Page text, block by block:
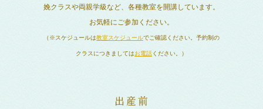
娩クラスや両親学級など、各種教室を開講しています。
お気軽にご参加ください。
（※スケジュールは教室スケジュールでご確認ください。予約制の
クラスにつきましてはお電話ください。）